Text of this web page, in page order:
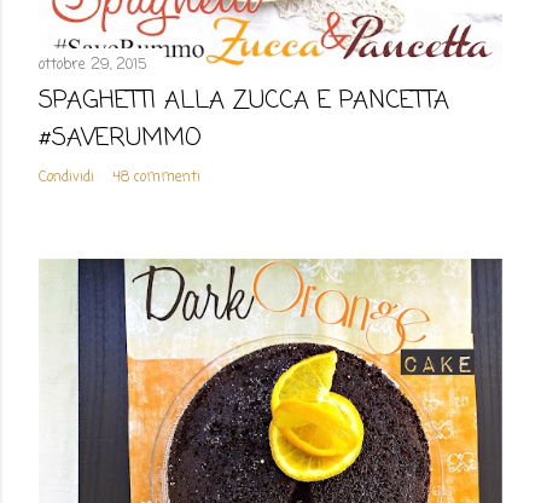
ottobre 29, 2015
SPAGHETTI ALLA ZUCCA E PANCETTA
#SAVERUMMO
Condividi 48 commenti